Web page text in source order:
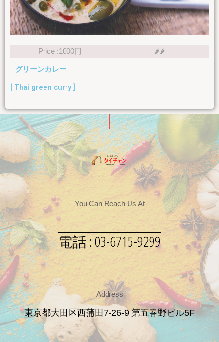
Price :1000円 🌶🌶
グリーンカレー
[ Thai green curry ]
You Can Reach Us At
電話 : 03-6715-9299
Address
東京都大田区西蒲田7-26-9 第五春野ビル5F